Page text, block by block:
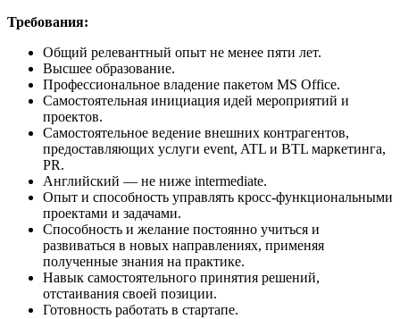
Требования:
Общий релевантный опыт не менее пяти лет.
Высшее образование.
Профессиональное владение пакетом MS Office.
Самостоятельная инициация идей мероприятий и
проектов.
Самостоятельное ведение внешних контрагентов,
предоставляющих услуги event, ATL и BTL маркетинга,
PR.
Английский — не ниже intermediate.
Опыт и способность управлять кросс-функциональными
проектами и задачами.
Способность и желание постоянно учиться и
развиваться в новых направлениях, применяя
полученные знания на практике.
Навык самостоятельного принятия решений,
отстаивания своей позиции.
Готовность работать в стартапе.